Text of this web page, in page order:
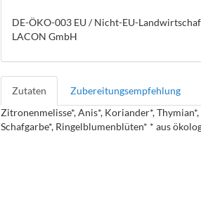
DE-ÖKO-003 EU / Nicht-EU-
LACON GmbH
Zutaten
Zubereitungsempfehlung
Zitronenmelisse*, Anis*, Koriander*,
Schafgarbe*, Ringelblumenblüten* * aus